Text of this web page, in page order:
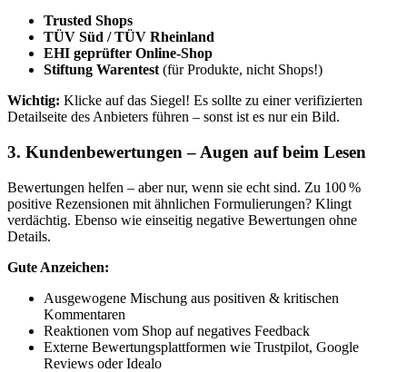
Trusted Shops
TÜV Süd / TÜV Rheinland
EHI geprüfter Online-Shop
Stiftung Warentest (für Produkte, nicht Shops!)
Wichtig: Klicke auf das Siegel! Es sollte zu einer verifizierten
Detailseite des Anbieters führen – sonst ist es nur ein Bild.
3. Kundenbewertungen – Augen auf beim Lesen
Bewertungen helfen – aber nur, wenn sie echt sind. Zu 100 %
positive Rezensionen mit ähnlichen Formulierungen? Klingt
verdächtig. Ebenso wie einseitig negative Bewertungen ohne
Details.
Gute Anzeichen:
Ausgewogene Mischung aus positiven & kritischen
Kommentaren
Reaktionen vom Shop auf negatives Feedback
Externe Bewertungsplattformen wie Trustpilot, Google
Reviews oder Idealo